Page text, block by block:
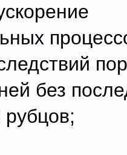
без
рубцов;